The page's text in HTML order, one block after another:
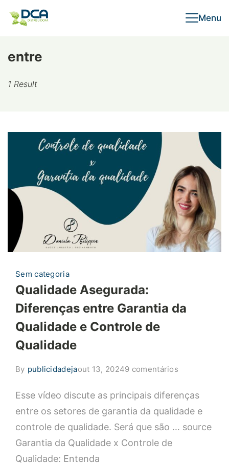
Menu
entre
1 Result
Sem categoria
Qualidade Asegurada:
Diferenças entre Garantia da
Qualidade e Controle de
Qualidade
By publicidadejaout 13, 20249 comentários
Asegurada:
Diferenças
Esse vídeo discute as principais diferenças
entre os setores de garantia da qualidade e
controle de qualidade. Será que são … source
Garantia da Qualidade x Controle de
Qualidade: Entenda